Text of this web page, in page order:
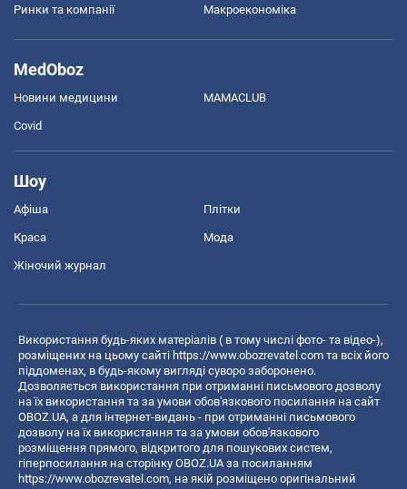
Ринки та компанії Макроекономіка
MedOboz
Новини медицини MAMACLUB
Covid
Шоу
Афіша Плітки
Краса Мода
Жіночий журнал
Використання будь-яких матеріалів ( в тому числі фото- та відео-),
розміщених на цьому сайті https://www.obozrevatel.com та всіх його
піддоменах, в будь-якому вигляді суворо заборонено.
Дозволяється використання при отриманні письмового дозволу
на їх використання та за умови обов'язкового посилання на сайт
OBOZ.UA, а для інтернет-видань - при отриманні письмового
дозволу на їх використання та за умови обов'язкового
розміщення прямого, відкритого для пошукових систем,
гіперпосилання на сторінку OBOZ.UA за посиланням
https://www.obozrevatel.com, на якій розміщено оригінальний